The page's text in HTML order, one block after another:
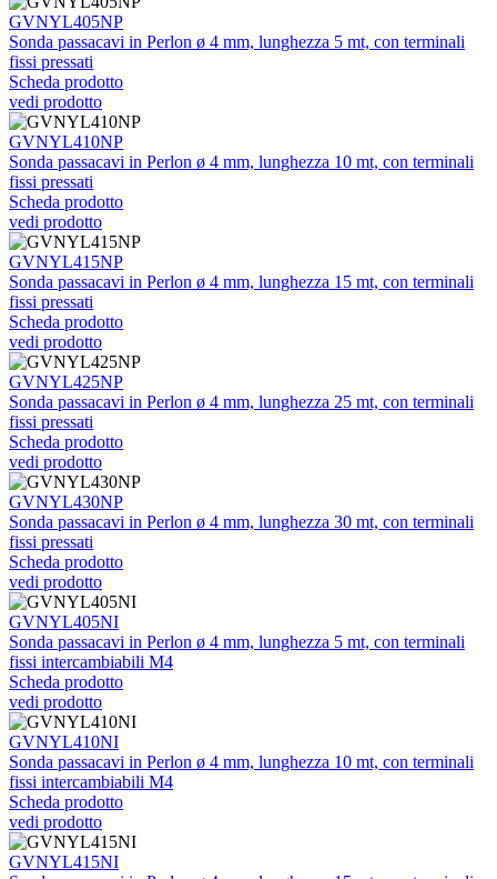
GVNYL405NP
Sonda passacavi in Perlon ø 4 mm, lunghezza 5 mt, con terminali
fissi pressati
Scheda prodotto
vedi prodotto
GVNYL410NP
Sonda passacavi in Perlon ø 4 mm, lunghezza 10 mt, con terminali
fissi pressati
Scheda prodotto
vedi prodotto
GVNYL415NP
Sonda passacavi in Perlon ø 4 mm, lunghezza 15 mt, con terminali
fissi pressati
Scheda prodotto
vedi prodotto
GVNYL425NP
Sonda passacavi in Perlon ø 4 mm, lunghezza 25 mt, con terminali
fissi pressati
Scheda prodotto
vedi prodotto
GVNYL430NP
Sonda passacavi in Perlon ø 4 mm, lunghezza 30 mt, con terminali
fissi pressati
Scheda prodotto
vedi prodotto
GVNYL405NI
Sonda passacavi in Perlon ø 4 mm, lunghezza 5 mt, con terminali
fissi intercambiabili M4
Scheda prodotto
vedi prodotto
GVNYL410NI
Sonda passacavi in Perlon ø 4 mm, lunghezza 10 mt, con terminali
fissi intercambiabili M4
Scheda prodotto
vedi prodotto
GVNYL415NI